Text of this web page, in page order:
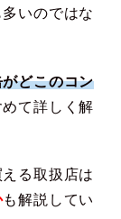
いのではな
どこのコン
て詳しく解
える取扱店は
も解説してい